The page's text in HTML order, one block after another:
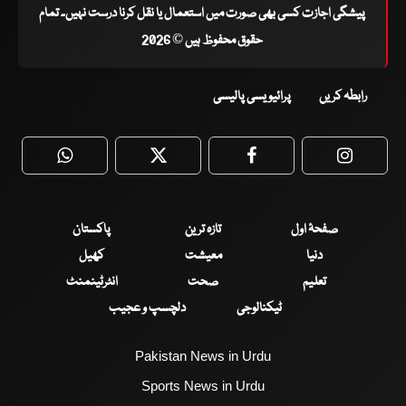
پیشگی اجازت کسی بھی صورت میں استعمال یا نقل کرنا درست نہیں۔ تمام
حقوق محفوظ ہیں © 2026
رابطہ کریں پرائیویسی پالیسی
WhatsApp Twitter Facebook
صفحۂ اول تازہ ترین
پاکستان
دنیا
معیشت
کھیل
تعلیم
صحت
انٹرٹینمنٹ
ٹیکنالوجی
دلچسپ و عجیب
Pakistan News in Urdu
Sports News in Urdu